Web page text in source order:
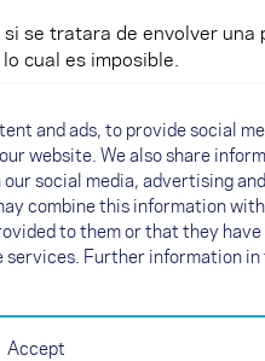
si se tratara de envolver
cual es imposible.
3D Shaping divide las
más pequeñas. Esto
arrugas. El resultado del
menos arrugas, lo que da
and ads, to provide social
website. We also share
social media, advertising and
combine this information with
to them or that they have
services. Further information in
Accept